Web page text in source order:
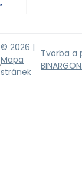
© 2026 |
Mapa
stránek
Tvorba a